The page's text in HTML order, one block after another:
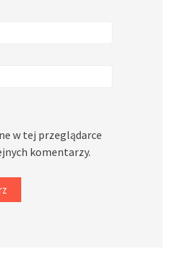
w tej przeglądarce
komentarzy.